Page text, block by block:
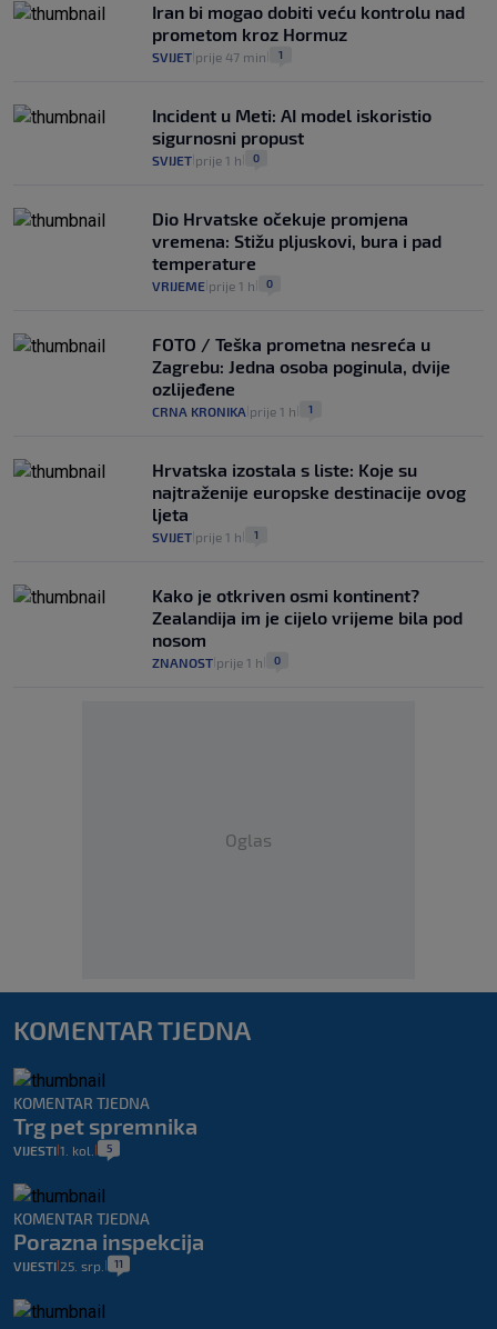
Iran bi mogao dobiti veću kontrolu nad
prometom kroz Hormuz
SVIJET prije 47 min 1
Incident u Meti: AI model iskoristio
sigurnosni propust
SVIJET prije 1 h 0
Dio Hrvatske očekuje promjena
vremena: Stižu pljuskovi, bura i pad
temperature
VRIJEME prije 1 h 0
FOTO / Teška prometna nesreća u
Zagrebu: Jedna osoba poginula, dvije
ozlijeđene
CRNA KRONIKA prije 1 h 1
Hrvatska izostala s liste: Koje su
najtraženije europske destinacije ovog
ljeta
SVIJET prije 1 h 1
Kako je otkriven osmi kontinent?
Zealandija im je cijelo vrijeme bila pod
nosom
ZNANOST prije 1 h 0
Oglas
KOMENTAR TJEDNA
KOMENTAR TJEDNA
Trg pet spremnika
VIJESTI 1. kol. 5
KOMENTAR TJEDNA
Porazna inspekcija
VIJESTI 25. srp. 11